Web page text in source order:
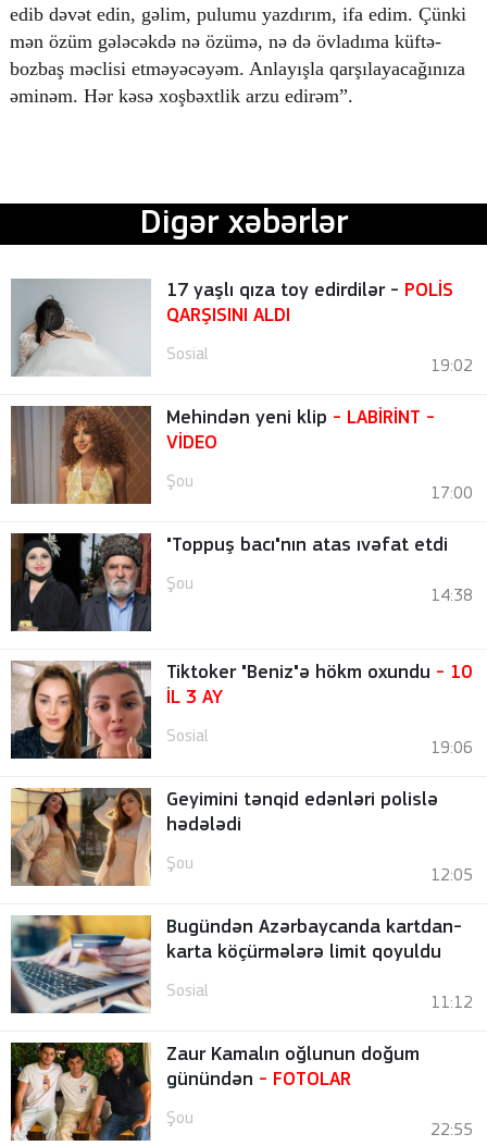
edib dəvət edin, gəlim, pulumu yazdırım, ifa edim. Çünki
mən özüm gələcəkdə nə özümə, nə də övladıma küftə-
bozbaş məclisi etməyəcəyəm. Anlayışla qarşılayacağınıza
əminəm. Hər kəsə xoşbəxtlik arzu edirəm”.
Digər xəbərlər
17 yaşlı qıza toy edirdilər - POLİS
QARŞISINI ALDI
Sosial
19:02
Mehindən yeni klip - LABİRİNT -
VİDEO
Şou
17:00
"Toppuş bacı"nın atas ıvəfat etdi
Şou
14:38
Tiktoker "Beniz"ə hökm oxundu - 10
İL 3 AY
Sosial
19:06
Geyimini tənqid edənləri polislə
hədələdi
Şou
12:05
Bugündən Azərbaycanda kartdan-
karta köçürmələrə limit qoyuldu
Sosial
11:12
Zaur Kamalın oğlunun doğum
günündən - FOTOLAR
Şou
22:55